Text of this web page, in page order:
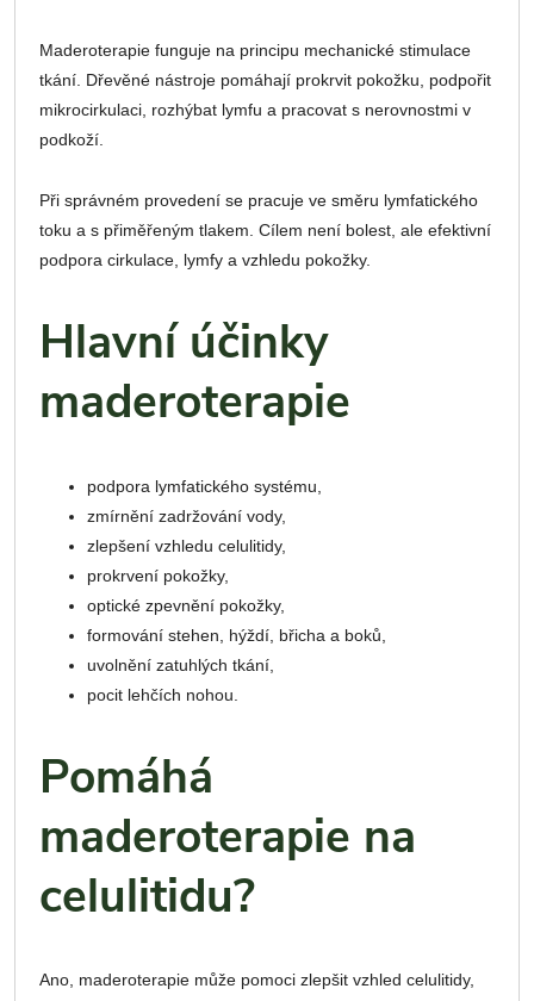
Maderoterapie funguje na principu mechanické stimulace
tkání. Dřevěné nástroje pomáhají prokrvit pokožku, podpořit
mikrocirkulaci, rozhýbat lymfu a pracovat s nerovnostmi v
podkoží.
Při správném provedení se pracuje ve směru lymfatického
toku a s přiměřeným tlakem. Cílem není bolest, ale efektivní
podpora cirkulace, lymfy a vzhledu pokožky.
Hlavní účinky
maderoterapie
podpora lymfatického systému,
zmírnění zadržování vody,
zlepšení vzhledu celulitidy,
prokrvení pokožky,
optické zpevnění pokožky,
formování stehen, hýždí, břicha a boků,
uvolnění zatuhlých tkání,
pocit lehčích nohou.
Pomáhá
maderoterapie na
celulitidu?
Ano, maderoterapie může pomoci zlepšit vzhled celulitidy,